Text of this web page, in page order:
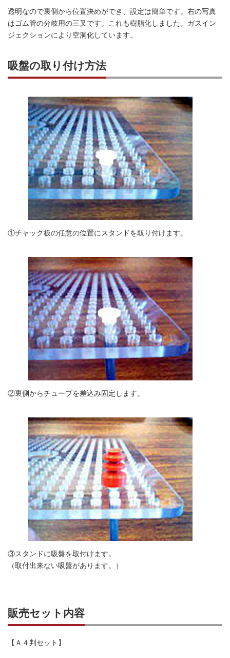
透明なので裏側から位置決めができ、設定は簡単です。右の写真
はゴム管の分岐用の三叉です。これも樹脂化しました。ガスイン
ジェクションにより空洞化しています。
吸盤の取り付け方法
①チャック板の任意の位置にスタンドを取り付けます。
②裏側からチューブを差込み固定します。
③スタンドに吸盤を取付けます。
（取付出来ない吸盤があります。）
販売セット内容
【Ａ４判セット】